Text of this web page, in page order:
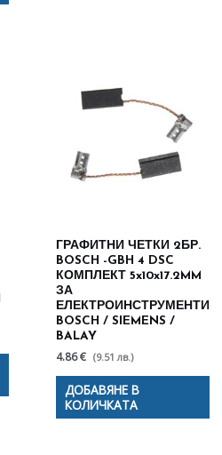
ГРАФИТНИ ЧЕТКИ 2БР.
BOSCH -GBH 4 DSC
КОМПЛЕКТ 5x10x17.2MM
ЗА
ЕЛЕКТРОИНСТРУМЕНТИ
BOSCH / SIEMENS /
BALAY
4.86 € (9.51 лв.)
ДОБАВЯНЕ В
КОЛИЧКАТА